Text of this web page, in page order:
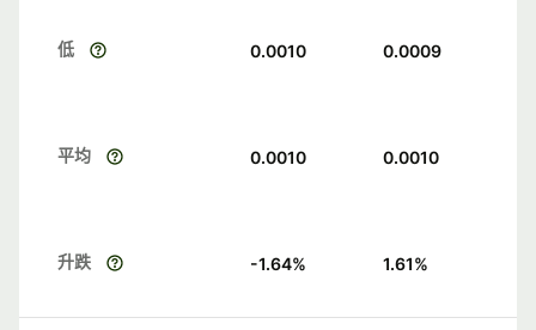
低 0.0010 0.0009
平均 0.0010 0.0010
升跌 -1.64% 1.61%